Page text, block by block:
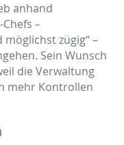
anhand
–
zügig“ –
Sein Wunsch
die Verwaltung
mehr Kontrollen